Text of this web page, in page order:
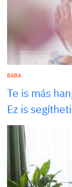
BABA
Te is más
Ez is